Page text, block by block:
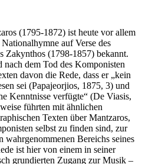
(1795-1872) ist heute vor allem
auf Verse des
Zakynthos (1798-1857) bekannt.
dem Tod des Komponisten
davon die Rede, dass er „kein
sei (Papajeorjios, 1875, 3) und
Kenntnisse verfügte“ (De Viasis,
führten mit ähnlichen
Texten über Mantzaros,
selbst zu finden sind, zur
wahrgenommenen Bereichs seines
ist hier von einem in seiner
grundierten Zugang zur Musik –